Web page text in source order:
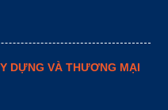
DỰNG VÀ THƯƠNG MẠI